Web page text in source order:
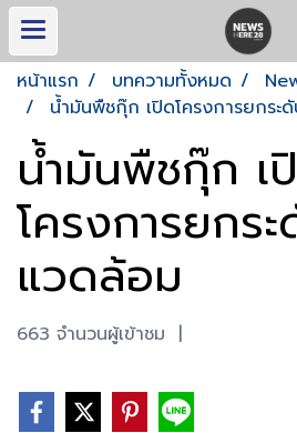
หน้าแรก บทความทั้งหมด
น้ำมันพืชกุ๊ก เปิดโครงการยกระ
น้ำมันพืชกุ๊ก เ
โครงการยกร
แวดล้อม
663 จำนวนผู้เข้าชม |